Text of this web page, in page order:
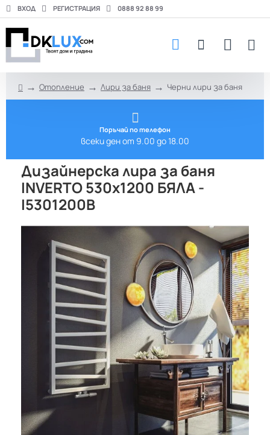
ВХОД РЕГИСТРАЦИЯ 0888 92 88 99
Отопление Лири за баня Черни лири за баня
Поръчай по телефон
всеки ден от 9.00 до 18.00
Дизайнерска лира за баня
INVERTO 530х1200 БЯЛА -
I5301200B